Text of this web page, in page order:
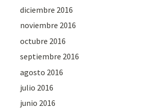
diciembre 2016
noviembre 2016
octubre 2016
septiembre 2016
agosto 2016
julio 2016
junio 2016